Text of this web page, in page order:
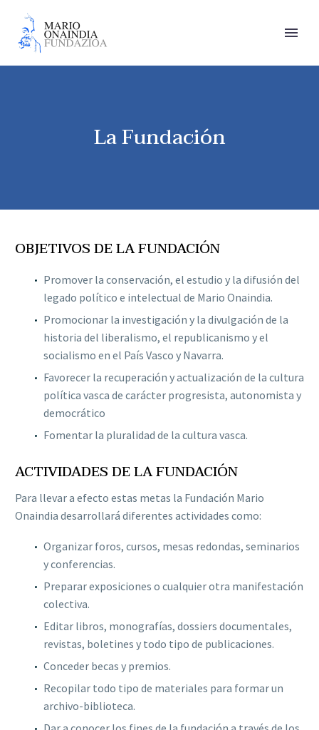
La Fundación
OBJETIVOS DE LA FUNDACIÓN
Promover la conservación, el estudio y la difusión del
legado político e intelectual de Mario Onaindia.
Promocionar la investigación y la divulgación de la
historia del liberalismo, el republicanismo y el
socialismo en el País Vasco y Navarra.
Favorecer la recuperación y actualización de la cultura
política vasca de carácter progresista, autonomista y
democrático
Fomentar la pluralidad de la cultura vasca.
ACTIVIDADES DE LA FUNDACIÓN
Para llevar a efecto estas metas la Fundación Mario
Onaindia desarrollará diferentes actividades como:
Organizar foros, cursos, mesas redondas, seminarios
y conferencias.
Preparar exposiciones o cualquier otra manifestación
colectiva.
Editar libros, monografías, dossiers documentales,
revistas, boletines y todo tipo de publicaciones.
Conceder becas y premios.
Recopilar todo tipo de materiales para formar un
archivo-biblioteca.